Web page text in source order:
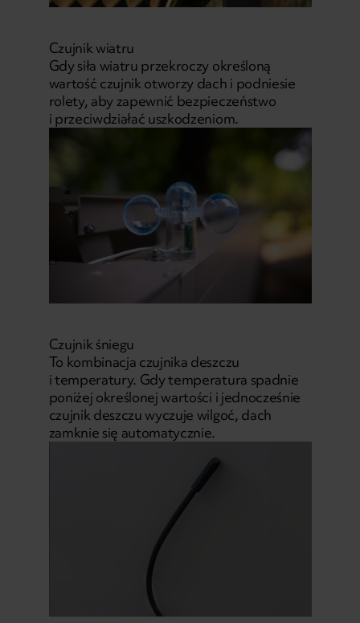
Czujnik wiatru
Gdy siła wiatru przekroczy określoną
wartość czujnik otworzy dach i podniesie
rolety, aby zapewnić bezpieczeństwo
i przeciwdziałać uszkodzeniom.
Czujnik śniegu
To kombinacja czujnika deszczu
i temperatury. Gdy temperatura spadnie
poniżej określonej wartości i jednocześnie
czujnik deszczu wyczuje wilgoć, dach
zamknie się automatycznie.